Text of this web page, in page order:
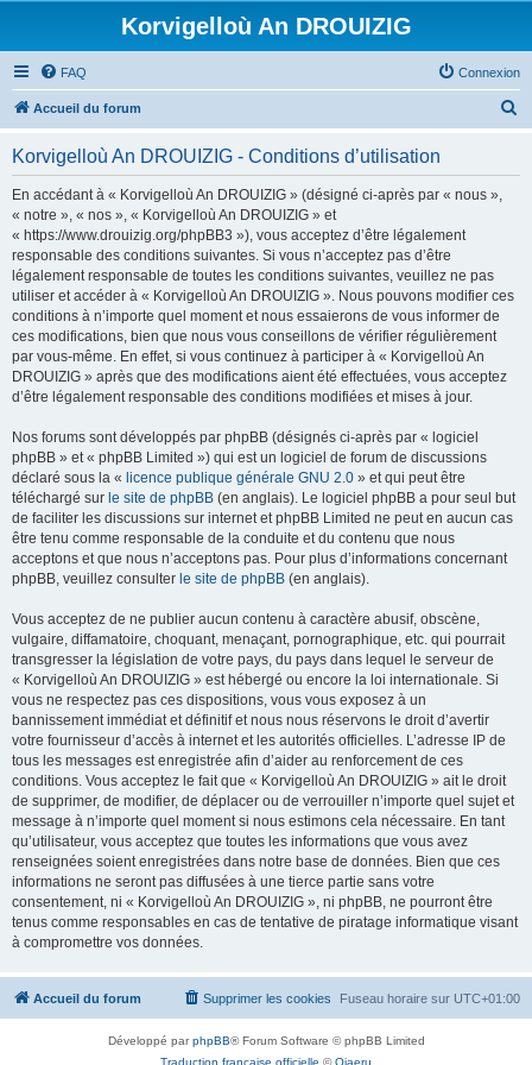
Korvigelloù An DROUIZIG
FAQ Connexion
Accueil du forum
Korvigelloù An DROUIZIG - Conditions d’utilisation
En accédant à « Korvigelloù An DROUIZIG » (désigné ci-après par « nous »,
« notre », « nos », « Korvigelloù An DROUIZIG » et
« https://www.drouizig.org/phpBB3 »), vous acceptez d’être légalement
responsable des conditions suivantes. Si vous n’acceptez pas d’être
légalement responsable de toutes les conditions suivantes, veuillez ne pas
utiliser et accéder à « Korvigelloù An DROUIZIG ». Nous pouvons modifier ces
conditions à n’importe quel moment et nous essaierons de vous informer de
ces modifications, bien que nous vous conseillons de vérifier régulièrement
par vous-même. En effet, si vous continuez à participer à « Korvigelloù An
DROUIZIG » après que des modifications aient été effectuées, vous acceptez
d’être légalement responsable des conditions modifiées et mises à jour.
Nos forums sont développés par phpBB (désignés ci-après par « logiciel
phpBB » et « phpBB Limited ») qui est un logiciel de forum de discussions
déclaré sous la « licence publique générale GNU 2.0 » et qui peut être
téléchargé sur le site de phpBB (en anglais). Le logiciel phpBB a pour seul but
de faciliter les discussions sur internet et phpBB Limited ne peut en aucun cas
être tenu comme responsable de la conduite et du contenu que nous
acceptons et que nous n’acceptons pas. Pour plus d’informations concernant
phpBB, veuillez consulter le site de phpBB (en anglais).
Vous acceptez de ne publier aucun contenu à caractère abusif, obscène,
vulgaire, diffamatoire, choquant, menaçant, pornographique, etc. qui pourrait
transgresser la législation de votre pays, du pays dans lequel le serveur de
« Korvigelloù An DROUIZIG » est hébergé ou encore la loi internationale. Si
vous ne respectez pas ces dispositions, vous vous exposez à un
bannissement immédiat et définitif et nous nous réservons le droit d’avertir
votre fournisseur d’accès à internet et les autorités officielles. L’adresse IP de
tous les messages est enregistrée afin d’aider au renforcement de ces
conditions. Vous acceptez le fait que « Korvigelloù An DROUIZIG » ait le droit
de supprimer, de modifier, de déplacer ou de verrouiller n’importe quel sujet et
message à n’importe quel moment si nous estimons cela nécessaire. En tant
qu’utilisateur, vous acceptez que toutes les informations que vous avez
renseignées soient enregistrées dans notre base de données. Bien que ces
informations ne seront pas diffusées à une tierce partie sans votre
consentement, ni « Korvigelloù An DROUIZIG », ni phpBB, ne pourront être
tenus comme responsables en cas de tentative de piratage informatique visant
à compromettre vos données.
Accueil du forum Fuseau horaire sur UTC+01:00
Supprimer les cookies
Développé parphpBB® Forum Software © phpBB Limited
Traduction française officielle ©Qiaeru